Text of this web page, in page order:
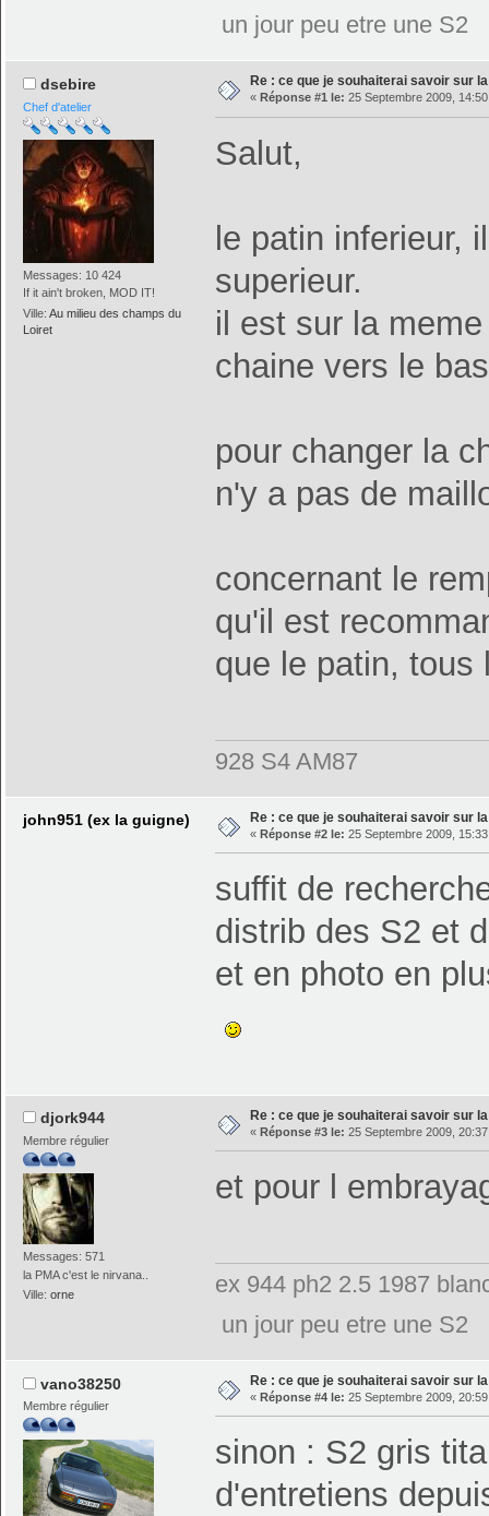
un jour peu etre une S2
dsebire
Chef d'atelier
Messages: 10 424
If it ain't broken, MOD IT!
Ville:Au milieu des champs du
Loiret
Re : ce que je souhaiterai savoir sur la
« Réponse #1 le: 25 Septembre 2009,
Salut,
le patin inferieur,
superieur.
il est sur la
chaine vers le
pour changer la
n'y a pas de
concernant le
qu'il est
que le patin, tous
928 S4 AM87
john951 (ex la guigne) Re : ce que je souhaiterai savoir sur la
« Réponse #2 le: 25 Septembre 2009,
suffit de
distrib des S2 et
et en photo en
djork944
Membre régulier
Messages: 571
la PMA c'est le nirvana..
Ville:orne
Re : ce que je souhaiterai savoir sur la
« Réponse #3 le: 25 Septembre 2009,
et pour l
ex 944 ph2 2.5 1987
un jour peu etre une S2
vano38250
Membre régulier
Re : ce que je souhaiterai savoir sur la
« Réponse #4 le: 25 Septembre 2009,
sinon : S2 gris
d'entretiens